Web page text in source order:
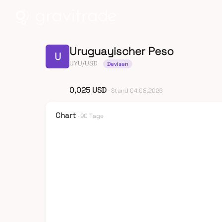
U Uruguayischer Peso
UYU/USD Devisen
0,025 USD · Stand 04.08.2026
Chart · 90 Tage